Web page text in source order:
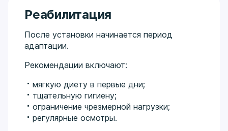
Реабилитация
После установки начинается период
адаптации.
Рекомендации включают:
мягкую диету в первые дни;
тщательную гигиену;
ограничение чрезмерной нагрузки;
регулярные осмотры.